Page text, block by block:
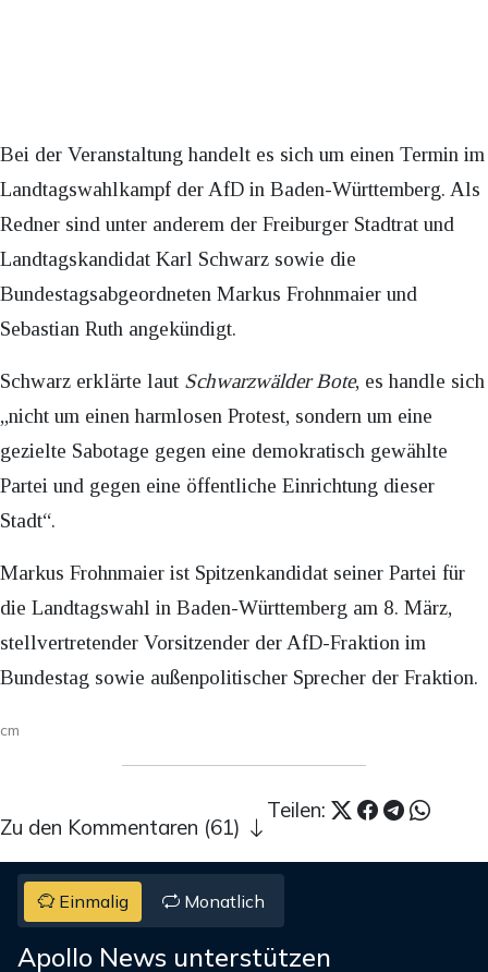
Bei der Veranstaltung handelt es sich um einen Termin im
Landtagswahlkampf der AfD in Baden-Württemberg. Als
Redner sind unter anderem der Freiburger Stadtrat und
Landtagskandidat Karl Schwarz sowie die
Bundestagsabgeordneten Markus Frohnmaier und
Sebastian Ruth angekündigt.
Schwarz erklärte laut Schwarzwälder Bote, es handle sich
„nicht um einen harmlosen Protest, sondern um eine
gezielte Sabotage gegen eine demokratisch gewählte
Partei und gegen eine öffentliche Einrichtung dieser
Stadt“.
Markus Frohnmaier ist Spitzenkandidat seiner Partei für
die Landtagswahl in Baden-Württemberg am 8. März,
stellvertretender Vorsitzender der AfD-Fraktion im
Bundestag sowie außenpolitischer Sprecher der Fraktion.
cm
Teilen:
Zu den Kommentaren (61)
Einmalig Monatlich
Apollo News unterstützen